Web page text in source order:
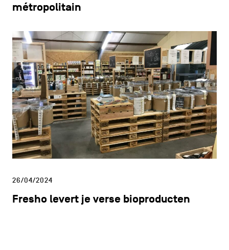
métropolitain
26/04/2024
Fresho levert je verse bioproducten